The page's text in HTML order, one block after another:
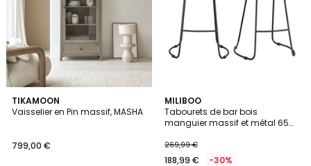
TIKAMOON
Vaisselier en Pin massif, MASHA
799,00 €
MILIBOO
Tabourets de bar bois
manguier massif et métal 65
269,99 €
188,99 € -30%
3
/
5